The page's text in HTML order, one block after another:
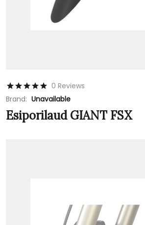
0 Reviews
Brand: Unavailable
Esiporilaud GIANT FSX